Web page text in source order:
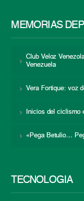
MEMORIAS
Club Veloz
Venezuela
Vera Fortique: voz
Inicios del ciclismo
«Pega Betulio…
TECNOLOGÍA